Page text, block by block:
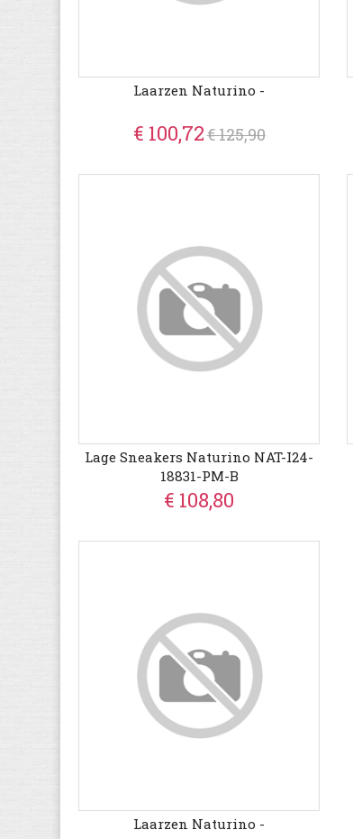
Laarzen Naturino -
€ 100,72€ 125,90
Lage Sneakers Naturino NAT-I24-
18831-PM-B
€ 108,80
Laarzen Naturino -